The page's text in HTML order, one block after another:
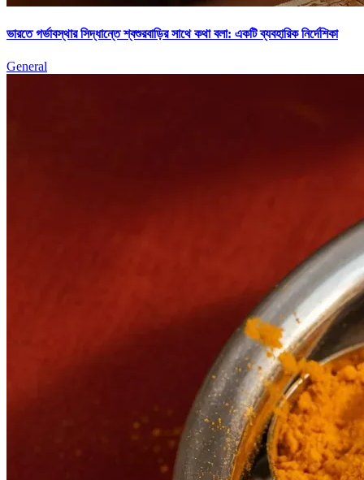
ভারতে গর্ভাবস্থার সিদ্ধান্তে শ্বশুরবাড়ির সাথে কথা বলা: একটি ব্যবহারিক নির্দেশিকা
General